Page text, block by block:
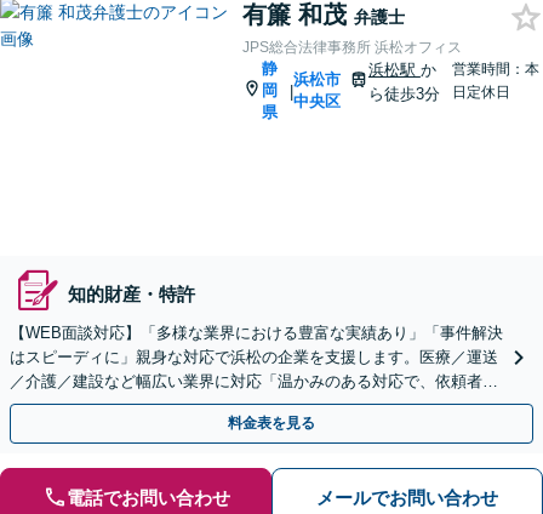
有簾 和茂 弁護士
JPS総合法律事務所 浜松オフィス
静
岡
県
|
浜松市
中央区
浜松駅 か
ら徒歩3分
営業時間：本
日定休日
知的財産・特許
【WEB面談対応】「多様な業界における豊富な実績あり」「事件解決
はスピーディに」親身な対応で浜松の企業を支援します。医療／運送
／介護／建設など幅広い業界に対応「温かみのある対応で、依頼者さ
まの力強い味方となります」【休日・夜間相談可】
料金表を見る
電話でお問い合わせ メールでお問い合わせ